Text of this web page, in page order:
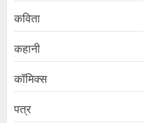
कविता
कहानी
कॉमिक्स
पत्र